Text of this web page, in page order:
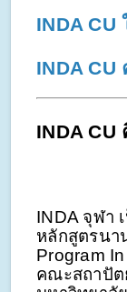
INDA CU
INDA CU
INDA CU
INDA จุฬา
หลักสูตรนา
Program
คณะสถาปัต